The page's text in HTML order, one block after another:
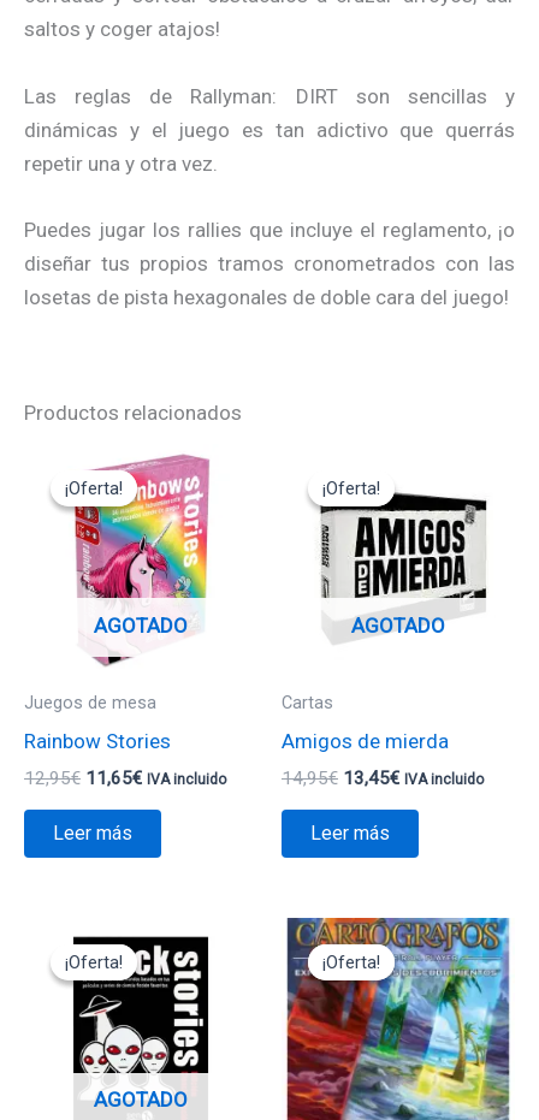
saltos y coger atajos!
Las reglas de Rallyman: DIRT son sencillas y
dinámicas y el juego es tan adictivo que querrás
repetir una y otra vez.
Puedes jugar los rallies que incluye el reglamento, ¡o
diseñar tus propios tramos cronometrados con las
losetas de pista hexagonales de doble cara del juego!
Productos relacionados
¡Oferta!
AGOTADO
¡Oferta!
Juegos de mesa
Rainbow Stories
12,95€
precio
original
era:
12,95€.
11,65€
El
precio
actual
es:
11,65€.
IVA incluido
Leer más
¡Oferta!
AGOTADO
¡Oferta!
Cartas
Amigos de mierda
14,95€
precio
original
era:
14,95€.
13,45€
actual
es:
13,45€.
IVA incluido
Leer más
¡Oferta!
AGOTADO
¡Oferta!
precio
original
era:
12,95€.
precio
actual
11,65€.
¡Oferta!
¡Oferta!
El
precio
original
era:
11,95€.
El
precio
actual
es:
10,75€.